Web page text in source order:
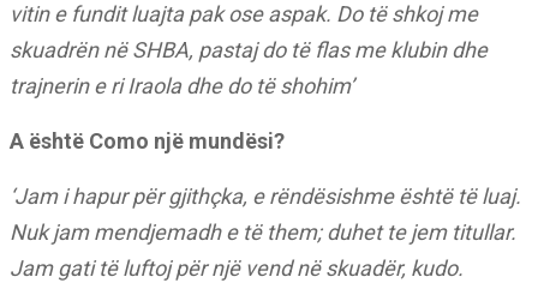
vitin e fundit luajta pak ose aspak. Do të shkoj me
skuadrën në SHBA, pastaj do të flas me klubin dhe
trajnerin e ri Iraola dhe do të shohim’
A është Como një mundësi?
‘Jam i hapur për gjithçka, e rëndësishme është të luaj.
Nuk jam mendjemadh e të them; duhet te jem titullar.
Jam gati të luftoj për një vend në skuadër, kudo.